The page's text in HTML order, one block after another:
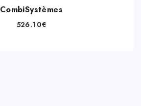
CombiSystèmes
526.10€